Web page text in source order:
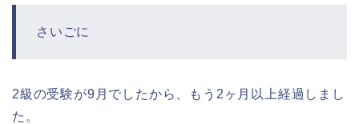
さいごに
2級の受験が9月でしたから、もう2ヶ月以上経過しまし
た。